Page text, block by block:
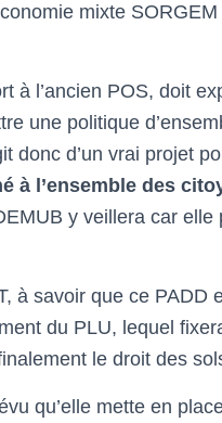
mixte
à l’ancien POS, doit
une politique
donc d’un vrai projet
à l’ensemble des
y veillera car
à savoir que ce PADD
du PLU, lequel
le droit des
qu’elle mette en